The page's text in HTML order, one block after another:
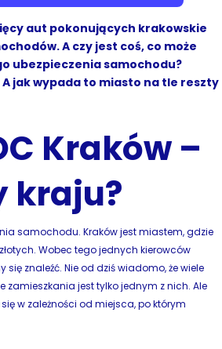
aut pokonujących krakowskie
A czy jest coś, co może
ubezpieczenia samochodu?
A jak wypada to miasto na tle reszty
Kraków –
kraju?
samochodu. Kraków jest miastem, gdzie
Wobec tego jednych kierowców
znaleźć. Nie od dziś wiadomo, że wiele
zamieszkania jest tylko jednym z nich. Ale
w zależności od miejsca, po którym